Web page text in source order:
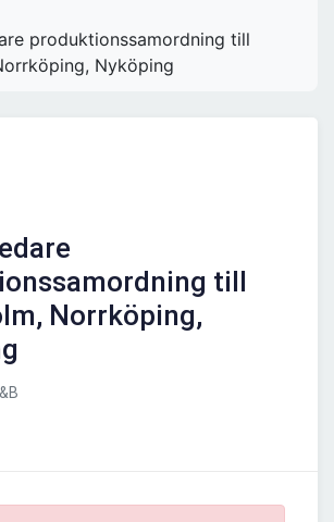
produktionssamordning till
Nyköping
till
Norrköping,